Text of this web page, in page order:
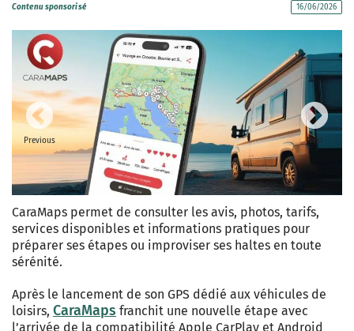
Contenu sponsorisé 16/06/2026
Previous Next
CaraMaps permet de consulter les avis, photos, tarifs,
services disponibles et informations pratiques pour
préparer ses étapes ou improviser ses haltes en toute
sérénité.
Après le lancement de son GPS dédié aux véhicules de
loisirs, CaraMaps franchit une nouvelle étape avec
l’arrivée de la compatibilité Apple CarPlay et Android